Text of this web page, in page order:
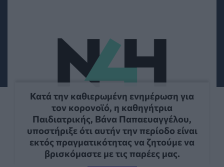
Κατά την καθιερωμένη ενημέρωση για
τον κορονοϊό, η καθηγήτρια
Παιδιατρικής, Βάνα Παπαευαγγέλου,
υποστήριξε ότι αυτήν την περίοδο είναι
εκτός πραγματικότητας να ζητούμε να
βρισκόμαστε με τις παρέες μας.